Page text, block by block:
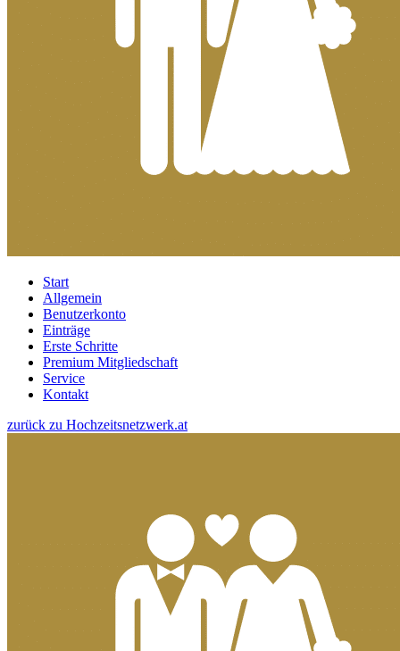
Start
Allgemein
Benutzerkonto
Einträge
Erste Schritte
Premium Mitgliedschaft
Service
Kontakt
zurück zu Hochzeitsnetzwerk.at